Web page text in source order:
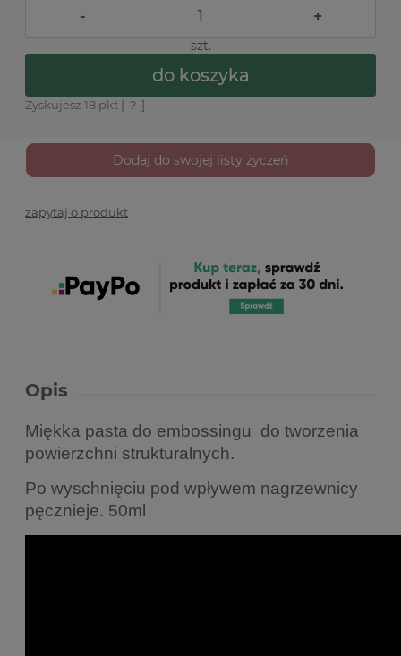
- +
szt.
do koszyka
Zyskujesz 18 pkt [ ? ]
Dodaj do swojej listy życzeń
zapytaj o produkt
Opis
Miękka pasta do embossingu do tworzenia
powierzchni strukturalnych.
Po wyschnięciu pod wpływem nagrzewnicy
pęcznieje. 50ml